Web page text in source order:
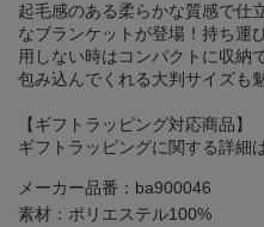
起毛感のある柔らかな質感で仕
なブランケットが登場！持ち運
用しない時はコンパクトに収
包み込んでくれる大判サイズも
【ギフトラッピング対応商品】
ギフトラッピングに関する詳細
メーカー品番：ba900046
素材：ポリエステル100%